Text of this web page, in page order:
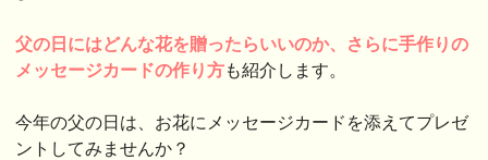
父の日にはどんな花を贈ったらいいのか、さらに手作りの
メッセージカードの作り方も紹介します。
今年の父の日は、お花にメッセージカードを添えてプレゼ
ントしてみませんか？